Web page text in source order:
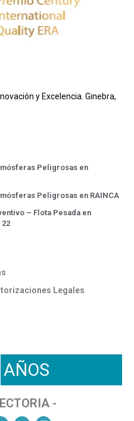
y Excelencia. Ginebra,
Peligrosas en
Peligrosas en RAINCA
– Flota Pesada en
22
Legales
AÑOS
-